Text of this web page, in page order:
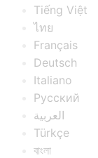
Tiếng Việt
ไทย
Français
Deutsch
Italiano
Русский
العربية
Türkçe
বাংলা